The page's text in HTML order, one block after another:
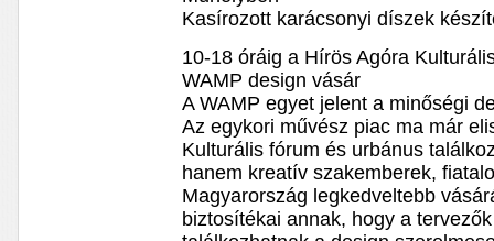
Kasírozott karácsonyi díszek
10-18 óráig a Hírös Agóra
WAMP design vásár
A WAMP egyet jelent a minőségi
Az egykori művész piac ma már
Kulturális fórum és urbánus
hanem kreatív szakemberek,
Magyarország legkedveltebb
biztosítékai annak, hogy a